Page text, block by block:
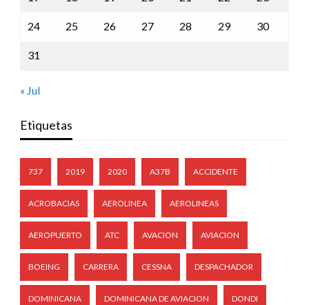
24 25 26 27 28 29 30
31
« Jul
Etiquetas
737 2019 2020 A37B ACCIDENTE
ACROBACIAS AEROLINEA AEROLINEAS
AEROPUERTO ATC AVACION AVIACION
BOEING CARRERA CESSNA DESPACHADOR
DOMINICANA DOMINICANA DE AVIACION DONDI